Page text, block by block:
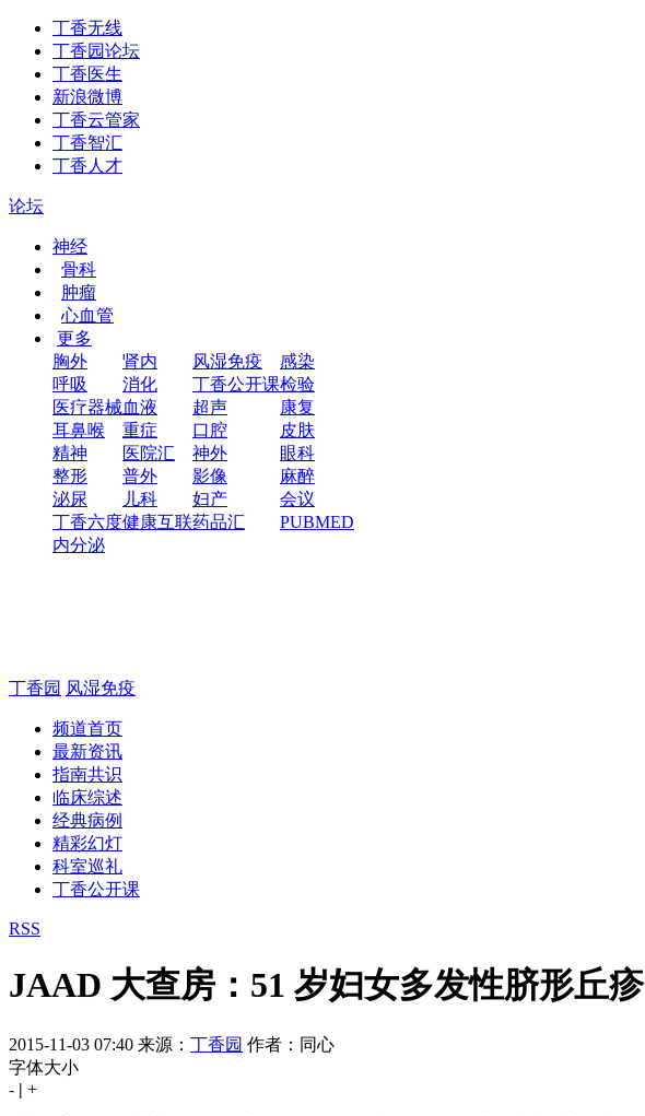
丁香无线
丁香园论坛
丁香医生
新浪微博
丁香云管家
丁香智汇
丁香人才
论坛
神经
骨科
肿瘤
心血管
更多
胸外
肾内 风湿免疫
感染
呼吸
消化 丁香公开课检验
医疗器械血液 超声
康复
耳鼻喉
重症 口腔
皮肤
精神
医院汇 神外
眼科
整形
普外 影像
麻醉
泌尿
儿科 妇产
会议
丁香六度健康互联药品汇
PUBMED
内分泌
丁香园 风湿免疫
频道首页
最新资讯
指南共识
临床综述
经典病例
精彩幻灯
科室巡礼
丁香公开课
RSS
JAAD 大查房：51 岁妇女多发性脐形丘疹
2015-11-03 07:40 来源： 丁香园 作者：同心
字体大小
- | +